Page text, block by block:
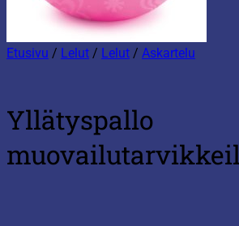
Etusivu / Lelut / Lelut / Askartelu
Yllätyspallo